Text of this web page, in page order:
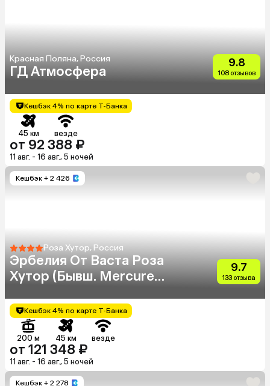
Красная Поляна, Россия
ГД Атмосфера
9.8
108 отзывов
Кешбэк 4% по карте Т-Банка
45 км везде
от 92 388 ₽
11 авг. - 16 авг., 5 ночей
Кешбэк + 2 426
Роза Хутор, Россия
Эрбелия От Васта Роза
Хутор (Бывш. Mercure
9.7
133 отзыва
Кешбэк 4% по карте Т-Банка
200 м 45 км везде
от 121 348 ₽
11 авг. - 16 авг., 5 ночей
Кешбэк + 2 278